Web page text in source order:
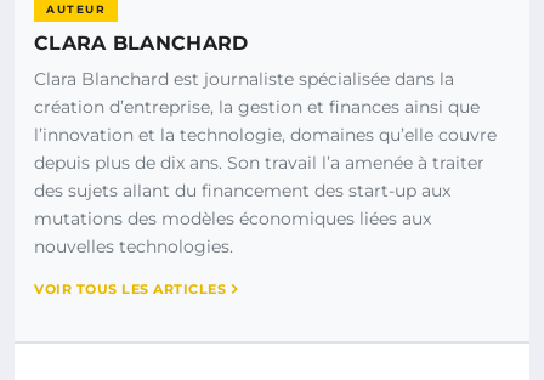
AUTEUR
CLARA BLANCHARD
Clara Blanchard est journaliste spécialisée dans la
création d’entreprise, la gestion et finances ainsi que
l’innovation et la technologie, domaines qu’elle couvre
depuis plus de dix ans. Son travail l’a amenée à traiter
des sujets allant du financement des start-up aux
mutations des modèles économiques liées aux
nouvelles technologies.
VOIR TOUS LES ARTICLES